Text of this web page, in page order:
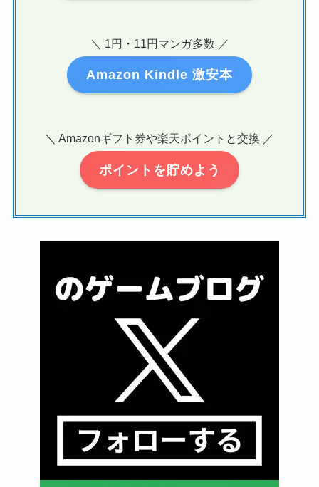
＼ 1円・11円マンガ多数 ／
Amazon Kindle 激安本
＼ Amazonギフト券や楽天ポイントと交換 ／
ポイントを貯めよう